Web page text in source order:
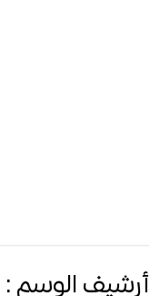
أرشيف الوسم :